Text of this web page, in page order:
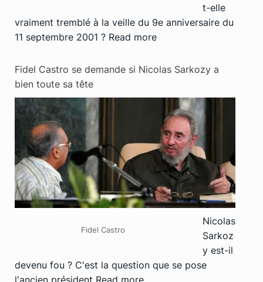
t-elle
vraiment tremblé à la veille du 9e anniversaire du
11 septembre 2001 ? Read more
Fidel Castro se demande si Nicolas Sarkozy a
bien toute sa tête
Fidel Castro
Nicolas
Sarkoz
y est-il
devenu fou ? C'est la question que se pose
l'ancien président Read more